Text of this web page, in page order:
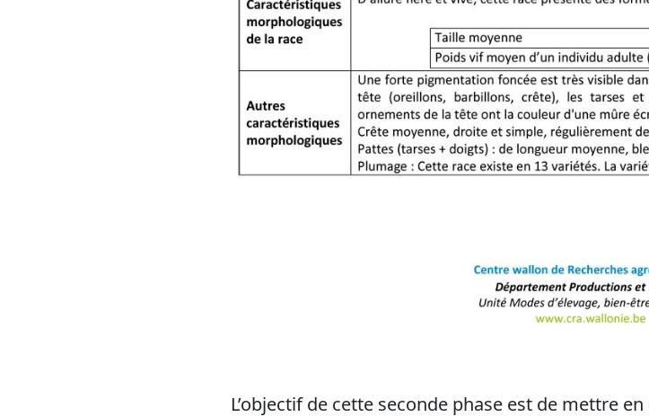
L’objectif de cette seconde phase est de mettre